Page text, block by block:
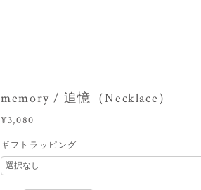
memory / 追憶（Necklace）
¥3,080
ギフトラッピング